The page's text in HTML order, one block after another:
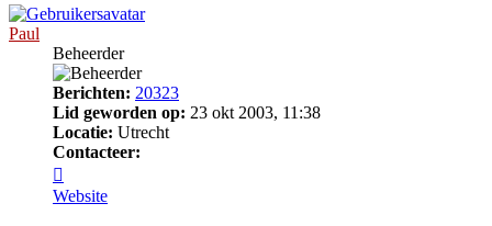
Paul
Beheerder
Berichten: 20323
Lid geworden op: 23 okt 2003, 11:38
Locatie: Utrecht
Contacteer:
Paul
Website